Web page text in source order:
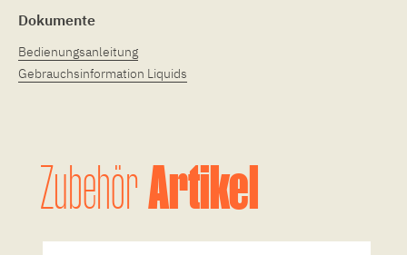
Dokumente
Bedienungsanleitung
Gebrauchsinformation Liquids
ZubehörArtikel